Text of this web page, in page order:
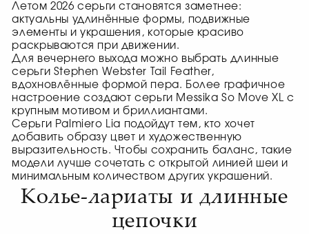
Летом 2026 серьги становятся заметнее:
актуальны удлинённые формы, подвижные
элементы и украшения, которые красиво
раскрываются при движении.
Для вечернего выхода можно выбрать длинные
серьги Stephen Webster Tail Feather,
вдохновлённые формой пера. Более графичное
настроение создают серьги Messika So Move XL с
крупным мотивом и бриллиантами.
Серьги Palmiero Lia подойдут тем, кто хочет
добавить образу цвет и художественную
выразительность. Чтобы сохранить баланс, такие
модели лучше сочетать с открытой линией шеи и
минимальным количеством других украшений.
Колье-лариаты и длинные
цепочки